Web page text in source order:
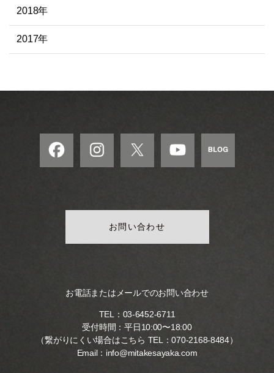
2018年
2017年
お問い合わせ
お電話またはメールでのお問い合わせ
TEL： 03-6452-6711
受付時間：平日10:00〜18:00
（繋がりにくい場合はこちら TEL：070-2168-8484）
Email： info@mitakesayaka.com